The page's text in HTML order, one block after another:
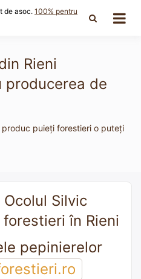
de asoc. 100% pentru
Rieni
de
puieți forestieri o puteți
Silvic
în Rieni
pepinierelor